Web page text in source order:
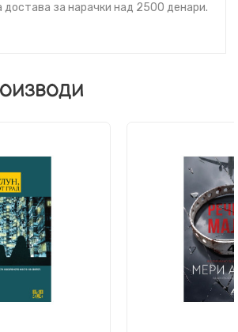
достава за нарачки над 2500 денари.